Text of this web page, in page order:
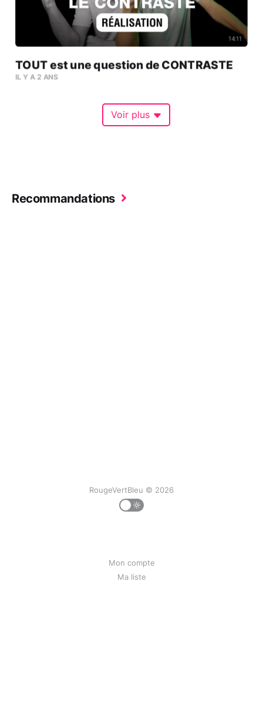
14:11
TOUT est une question de CONTRASTE
IL Y A 2 ANS
Voir plus
Recommandations
RougeVertBleu © 2026
Mon compte
Ma liste